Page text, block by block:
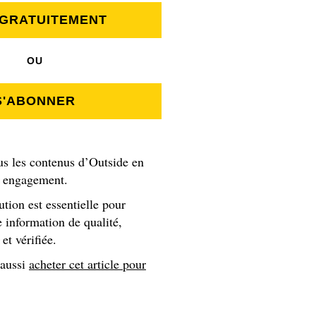
Jacquemoud, François Cazzanelli, Vivian Bruchez,
sa vie de traileur, d'alpiniste et de skieur. De joyeux
qui m’ont poussé parfois à
OU
les contenus d’Outside en
est essentielle pour
information de qualité,
vérifiée.
acheter cet article pour